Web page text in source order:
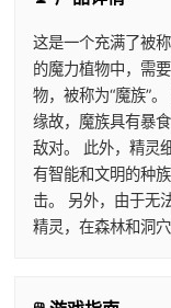
这是一个充满了被
的魔力植物中，需
物，被称为“魔族”
缘故，魔族具有暴
敌对。 此外，精灵
有智能和文明的种
击。 另外，由于无
精灵，在森林和洞